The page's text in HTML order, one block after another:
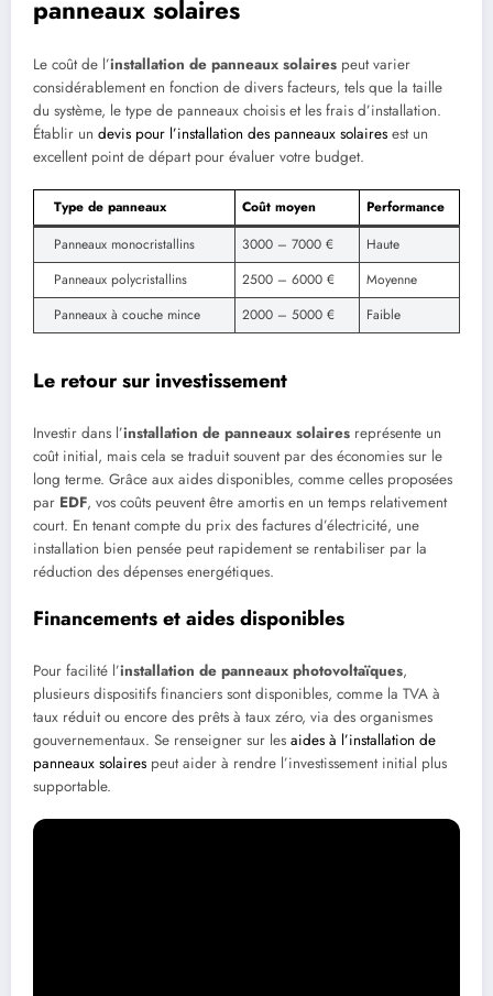
panneaux solaires
Le coût de l’installation de panneaux solaires peut varier
considérablement en fonction de divers facteurs, tels que la taille
du système, le type de panneaux choisis et les frais d’installation.
Établir un devis pour l’installation des panneaux solaires est un
excellent point de départ pour évaluer votre budget.
Type de panneaux Coût moyen
Performance
Panneaux monocristallins
3000 – 7000 €
Haute
Panneaux polycristallins
2500 – 6000 €
Moyenne
Panneaux à couche mince
2000 – 5000 € Faible
Le retour sur investissement
Investir dans l’installation de panneaux solaires représente un
coût initial, mais cela se traduit souvent par des économies sur le
long terme. Grâce aux aides disponibles, comme celles proposées
par EDF, vos coûts peuvent être amortis en un temps relativement
court. En tenant compte du prix des factures d’électricité, une
installation bien pensée peut rapidement se rentabiliser par la
réduction des dépenses energétiques.
Financements et aides disponibles
Pour facilité l’installation de panneaux photovoltaïques,
plusieurs dispositifs financiers sont disponibles, comme la TVA à
taux réduit ou encore des prêts à taux zéro, via des organismes
gouvernementaux. Se renseigner sur les aides à l’installation de
panneaux solaires peut aider à rendre l’investissement initial plus
supportable.